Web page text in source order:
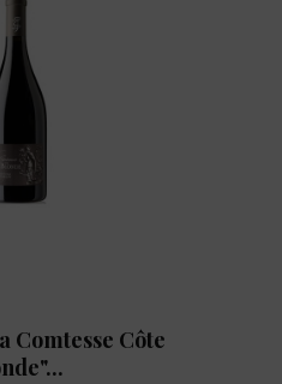
Comtesse Côte